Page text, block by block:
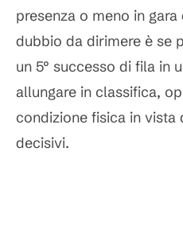
presenza o meno in
dubbio da dirimere è se
un 5° successo di fila in
allungare in classifica,
condizione fisica in vista
decisivi.